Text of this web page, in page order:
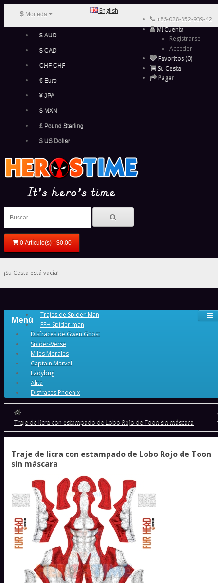
$ Moneda
$ AUD
$ CAD
CHF CHF
€ Euro
¥ JPA
$ MXN
£ Pound Sterling
$ US Dollar
English
+86-028-852-939-42
Mi Cuenta
Registrarse
Acceder
Favoritos (0)
Su Cesta
Pagar
0 Artículo(s) - $0,00
¡Su Cesta está vacía!
Menú
Trajes de Spider-Man
FFH Spider-man
Disfraces de Gwen Ghost
Spider-Verse
Miles Morales
Captain Marvel
Ladybug
Alita
Disfraces Phoenix
Traje de licra con estampado de Lobo Rojo de Toon sin máscara
Traje de licra con estampado de Lobo Rojo de Toon
sin máscara